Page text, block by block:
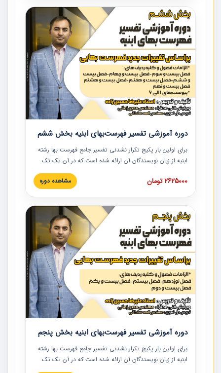
پیمان به همراه تجربیات عملی در این خصوص ارائه شده است.
دوره آموزشی تفسیر فهرست‌بهای ابنیه بخش ششم
برای اولین بار پکیج تکرار نشدنی تفسیر جامع فهرست بها رشته
ابنیه از زبان نویسندگان آن ارائه شده است که در آن تک تک
ردیف ها و مطالب فهرست بها تفسیر و ارائه شده است. این
دوره به صورت کامل تصویری بوده و به همراه تصاویر عملیات
دوره با کلام مهندس علیرضاحسین‌زاده مدیر پروژه مهندسی
مشاور در امر بازنگری فهرست بها رشته ابنیه ارائه شده و به تمام
همکارانی که در حوزه صنعت ساخت در حال فعالیت هستند حتما
توصیه می کنیم از مطالب این دوره استفاده نمایند.
2625000 تومان مشاهده دوره
دوره آموزشی تفسیر فهرست‌بهای ابنیه بخش پنجم
برای اولین بار پکیج تکرار نشدنی تفسیر جامع فهرست بها رشته
ابنیه از زبان نویسندگان آن ارائه شده است که در آن تک تک
ردیف ها و مطالب فهرست بها تفسیر و ارائه شده است. این